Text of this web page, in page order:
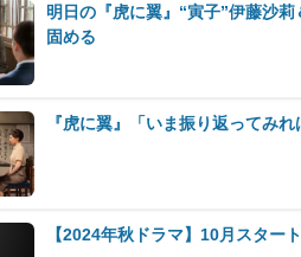
明日の『虎に翼』“寅子”伊藤沙
固める
『虎に翼』「いま振り返ってみ
【2024年秋ドラマ】10月スター